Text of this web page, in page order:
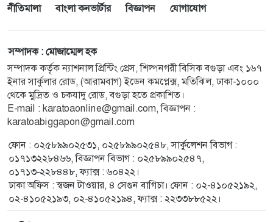
নীতিমালা
বাংলা কনভার্টার বিজ্ঞাপন যোগাযোগ
সম্পাদক : মোজাম্মেল হক
সম্পাদক কর্তৃক ন্যাশনাল প্রিন্টিং প্রেস, শিল্পনগরী বিসিক বগুড়া এবং ১৬৭
ইনার সার্কুলার রোড, (আরামবাগ) ইডেন কমপ্লেক্স, মতিঝিল, ঢাকা-১০০০
থেকে মুদ্রিত ও চকযাদু রোড, বগুড়া হতে প্রকাশিত।
E-mail : karatoaonline@gmail.com, বিজ্ঞাপন :
karatoabiggapon@gmail.com
ফোন : ০২৫৮৯৯০২৫৩১, ০২৫৮৯৯০২৫৪৮, সার্কুলেশন বিভাগ :
০১৭১৩২২৮৪৬৬, বিজ্ঞাপন বিভাগ : ০২৫৮৯৯০২৫৪৭,
০১৭১৩-২২৮৪৪৮, ফ্যাক্স : ৬০৪২২।
ঢাকা অফিস : স্বজন টাওয়ার, ৪ সেগুন বাগিচা। ফোন : ০২-৪১০৫২১৯২,
০২-৪১০৫২১৯৩, ০২-৪১০৫২১৯৪, ফ্যাক্স : ২২৩৩৮৮৫২২।